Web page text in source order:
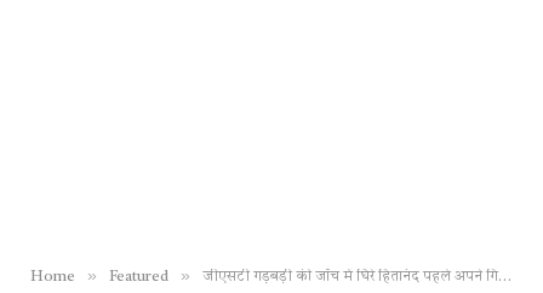
Home » Featured » जीएसटी गड़बड़ी की जाँच में घिरे हितानंद पहले अपने गिरेबान में झांके, निगम चुनाव में टिकट पाने कर रहे नौटंकी……महापौर राजकिशोर ने दिया तगड़ा जवाब